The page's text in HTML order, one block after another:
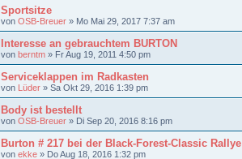
Sportsitze
von OSB-Breuer » Mo Mai 29, 2017 7:37 am
Interesse an gebrauchtem BURTON
von berntm » Fr Aug 19, 2011 4:50 pm
Serviceklappen im Radkasten
von Lüder » Sa Okt 29, 2016 1:39 pm
Body ist bestellt
von OSB-Breuer » Di Sep 20, 2016 8:16 pm
Burton # 217 bei der Black-Forest-Classic Rallye
von ekke » Do Aug 18, 2016 1:32 pm